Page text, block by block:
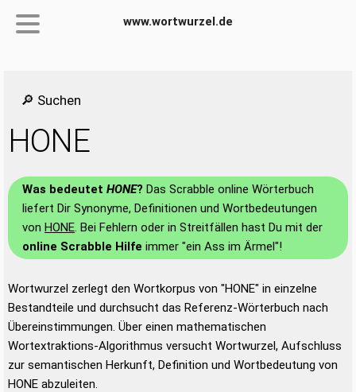
www.wortwurzel.de
🔎 Suchen
HONE
Was bedeutet HONE? Das Scrabble online Wörterbuch
liefert Dir Synonyme, Definitionen und Wortbedeutungen
von HONE. Bei Fehlern oder in Streitfällen hast Du mit der
online Scrabble Hilfe immer "ein Ass im Ärmel"!
Wortwurzel zerlegt den Wortkorpus von "HONE" in einzelne
Bestandteile und durchsucht das Referenz-Wörterbuch nach
Übereinstimmungen. Über einen mathematischen
Wortextraktions-Algorithmus versucht Wortwurzel, Aufschluss
zur semantischen Herkunft, Definition und Wortbedeutung von
HONE abzuleiten.